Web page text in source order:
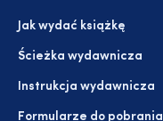
Jak wydać książkę
Ścieżka wydawnicza
Instrukcja wydawnicza
Formularze do pobrania